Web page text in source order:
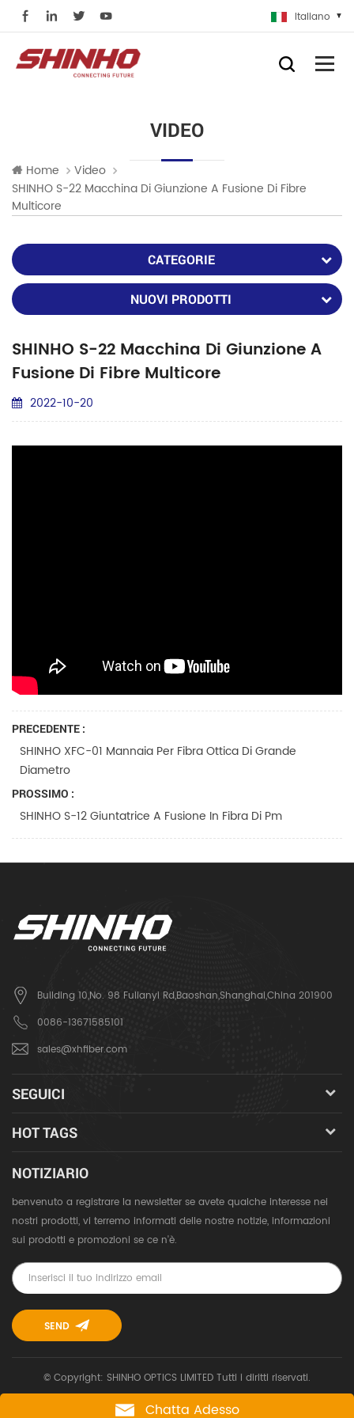
Italiano
VIDEO
Home
Video
SHINHO S-22 Macchina Di Giunzione A Fusione Di Fibre
Multicore
CATEGORIE
NUOVI PRODOTTI
SHINHO S-22 Macchina Di Giunzione A
Fusione Di Fibre Multicore
2022-10-20
PRECEDENTE :
SHINHO XFC-01 Mannaia Per Fibra Ottica Di Grande
Diametro
PROSSIMO :
SHINHO S-12 Giuntatrice A Fusione In Fibra Di Pm
Building 10,No. 98 Fulianyi Rd,Baoshan,Shanghai,China 201900
0086-13671585101
sales@xhfiber.com
SEGUICI
HOT TAGS
NOTIZIARIO
benvenuto a registrare la newsletter se avete qualche interesse nei
nostri prodotti, vi terremo informati delle nostre notizie, informazioni
sui prodotti e promozioni se ce n'è.
© Copyright: SHINHO OPTICS LIMITED Tutti i diritti riservati.
Chatta Adesso